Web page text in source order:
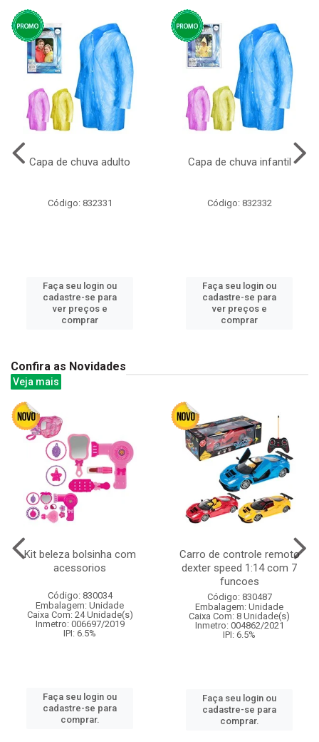
Capa de chuva adulto
Código: 832331
Faça seu login ou
cadastre-se para
ver preços e
comprar
Capa de chuva infantil
Código: 832332
Faça seu login ou
cadastre-se para
ver preços e
comprar
Confira as Novidades
Veja mais
Kit beleza bolsinha com
acessorios
Código: 830034
Embalagem: Unidade
Caixa Com: 24 Unidade(s)
Inmetro: 006697/2019
IPI: 6.5%
Faça seu login ou
cadastre-se para
comprar.
Carro de controle remoto
dexter speed 1:14 com 7
funcoes
Código: 830487
Embalagem: Unidade
Caixa Com: 8 Unidade(s)
Inmetro: 004862/2021
IPI: 6.5%
Faça seu login ou
cadastre-se para
comprar.